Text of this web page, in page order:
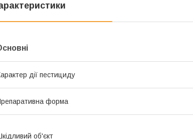
дії пестициду
форма
об'єкт